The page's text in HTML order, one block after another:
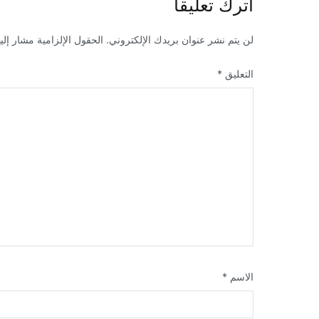
اترك تعليقاً
لن يتم نشر عنوان بريدك الإلكتروني. الحقول الإلزامية مشار
التعليق *
الاسم *